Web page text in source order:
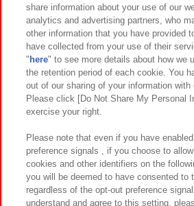
関連会社 サステナビリティ
プライバシーポリシー ウェブアクセシ
お取引先さまとともに
カスタマーハラスメント対応方針 よくあ
share information about your use of our
analytics and advertising partners, who
other information that you have provided
have collected from your use of their
" here" to see more details about how we
the retention period of each cookie. You
out of our sharing of your information with
Please click [Do Not Share My Personal
exercise your right.
Please note that even if you have
preference signals , if you choose to
cookies and other identifiers on the
you will be deemed to have consented to
regardless of the opt-out preference
understand and agree to this setting,